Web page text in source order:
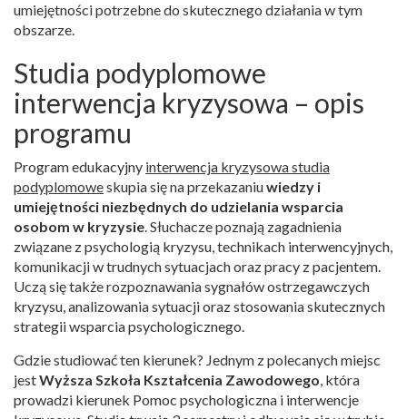
umiejętności potrzebne do skutecznego działania w tym
obszarze.
Studia podyplomowe
interwencja kryzysowa – opis
programu
Program edukacyjny interwencja kryzysowa studia
podyplomoweskupia się na przekazaniuwiedzy i
umiejętności niezbędnych do udzielania wsparcia
osobom w kryzysie. Słuchacze poznają zagadnienia
związane z psychologią kryzysu, technikach interwencyjnych,
komunikacji w trudnych sytuacjach oraz pracy z pacjentem.
Uczą się także rozpoznawania sygnałów ostrzegawczych
kryzysu, analizowania sytuacji oraz stosowania skutecznych
strategii wsparcia psychologicznego.
Gdzie studiować ten kierunek? Jednym z polecanych miejsc
jestWyższa Szkoła Kształcenia Zawodowego, która
prowadzi kierunek Pomoc psychologiczna i interwencje